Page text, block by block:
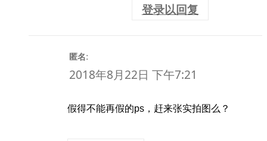
登录以回复
匿名:
2018年8月22日 下午7:21
假得不能再假的ps，赶来张实拍图么？